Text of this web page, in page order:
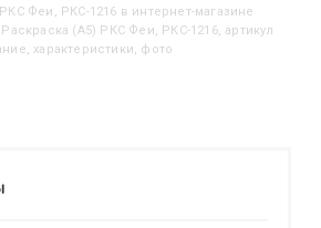
РКС Феи, РКС-1216 в интернет-магазине
(А5) РКС Феи, РКС-1216, артикул
характеристики, фото